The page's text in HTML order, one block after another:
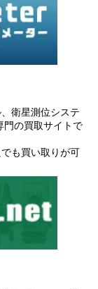
衛星測位システ
門の買取サイトで
も買い取りが可